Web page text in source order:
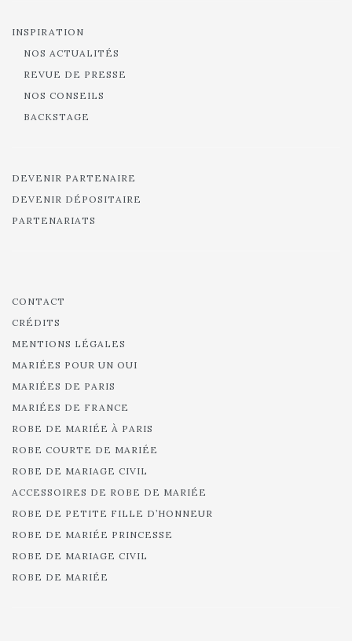
INSPIRATION
NOS ACTUALITÉS
REVUE DE PRESSE
NOS CONSEILS
BACKSTAGE
DEVENIR PARTENAIRE
DEVENIR DÉPOSITAIRE
PARTENARIATS
CONTACT
CRÉDITS
MENTIONS LÉGALES
MARIÉES POUR UN OUI
MARIÉES DE PARIS
MARIÉES DE FRANCE
ROBE DE MARIÉE À PARIS
ROBE COURTE DE MARIÉE
ROBE DE MARIAGE CIVIL
ACCESSOIRES DE ROBE DE MARIÉE
ROBE DE PETITE FILLE D’HONNEUR
ROBE DE MARIÉE PRINCESSE
ROBE DE MARIAGE CIVIL
ROBE DE MARIÉE